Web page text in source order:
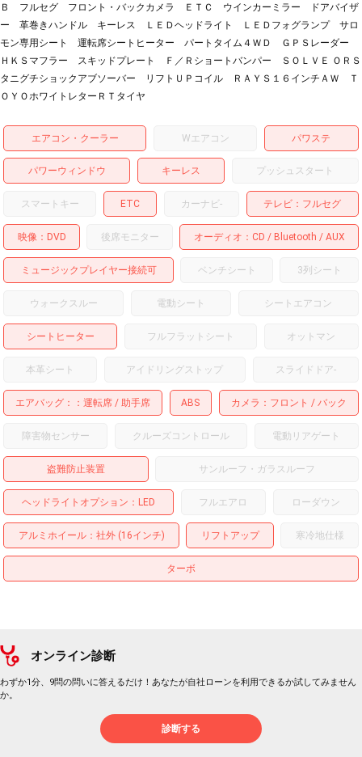
Ｂ フルセグ フロント・バックカメラ ＥＴＣ ウインカーミラー ドアバイザ
ー 革巻きハンドル キーレス ＬＥＤヘッドライト ＬＥＤフォグランプ サロ
モン専用シート 運転席シートヒーター パートタイム４ＷＤ ＧＰＳレーダー
ＨＫＳマフラー スキッドプレート Ｆ／Ｒショートバンパー ＳＯＬＶＥ ＯＲＳ
タニグチショックアブソーバー リフトＵＰコイル ＲＡＹＳ１６インチＡＷ Ｔ
ＯＹＯホワイトレターＲＴタイヤ
エアコン・クーラー Wエアコン パワステ
パワーウィンドウ キーレス プッシュスタート
スマートキー ETC カーナビ- テレビ フルセグ
映像 DVD 後席モニター オーディオ CD Bluetooth AUX
ミュージックプレイヤー接続可 ベンチシート 3列シート
ウォークスルー 電動シート シートエアコン
シートヒーター フルフラットシート オットマン
本革シート アイドリングストップ スライドドア-
エアバッグ： 運転席 助手席 ABS カメラ フロント バック
障害物センサー クルーズコントロール 電動リアゲート
盗難防止装置 サンルーフ・ガラスルーフ
ヘッドライトオプション LED フルエアロ ローダウン
アルミホイール：社外 (16インチ) リフトアップ 寒冷地仕様
ターボ
オンライン診断
わずか1分、9問の問いに答えるだけ！あなたが自社ローンを利用できるか試してみません
か。
診断する